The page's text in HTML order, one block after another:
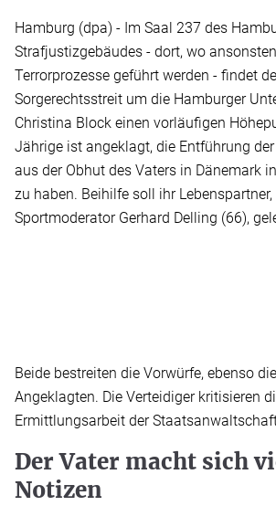
Hamburg (dpa) - Im Saal 237 des
Strafjustizgebäudes - dort, wo
Terrorprozesse geführt werden - findet
Sorgerechtsstreit um die Hamburger
Christina Block einen vorläufigen
Jährige ist angeklagt, die Entführung
aus der Obhut des Vaters in Dänemark
zu haben. Beihilfe soll ihr
Sportmoderator Gerhard Delling (66),
Beide bestreiten die Vorwürfe, ebenso
Angeklagten. Die Verteidiger kritisieren
Ermittlungsarbeit der
Der Vater macht sich
Notizen